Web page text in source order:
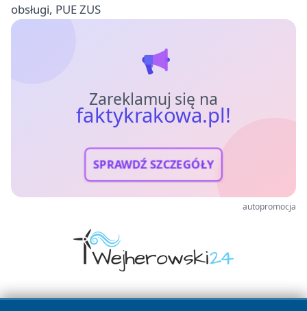
obsługi, PUE ZUS
Zareklamuj się na
faktykrakowa.pl!
SPRAWDŹ SZCZEGÓŁY
autopromocja